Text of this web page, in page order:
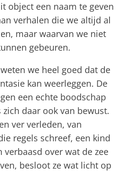
object een naam te geven
verhalen die we altijd al
maar waarvan we niet
gebeuren.
we heel goed dat de
kan weerleggen. De
een echte boodschap
daar ook van bewust.
ver verleden, van
regels schreef, een kind
verbaasd over wat de zee
besloot ze wat licht op